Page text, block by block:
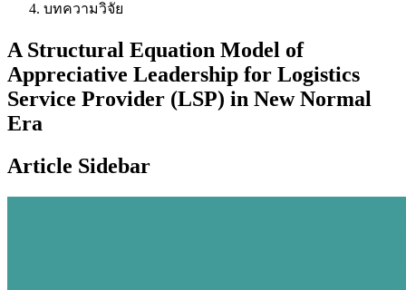
บทความวิจัย
A Structural Equation Model of
Appreciative Leadership for Logistics
Service Provider (LSP) in New Normal
Era
Article Sidebar